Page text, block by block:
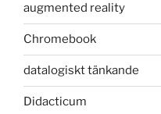
augmented reality
Chromebook
datalogiskt tänkande
Didacticum